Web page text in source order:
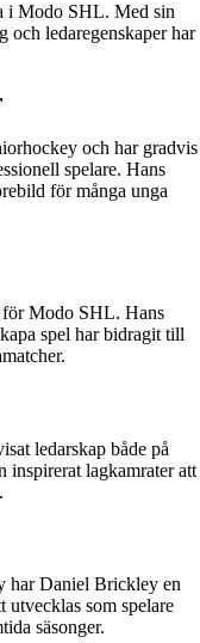
i Modo SHL. Med sin
och ledaregenskaper har
och har gradvis
spelare. Hans
för många unga
Modo SHL. Hans
spel har bidragit till
ledarskap både på
inspirerat lagkamrater att
har Daniel Brickley en
som spelare
säsonger.